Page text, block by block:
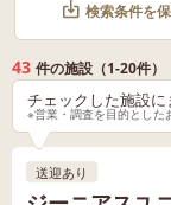
検索条件を
43 件の施設（1-20件）
チェックした施設に
※営業・調査を目的とした
送迎あり